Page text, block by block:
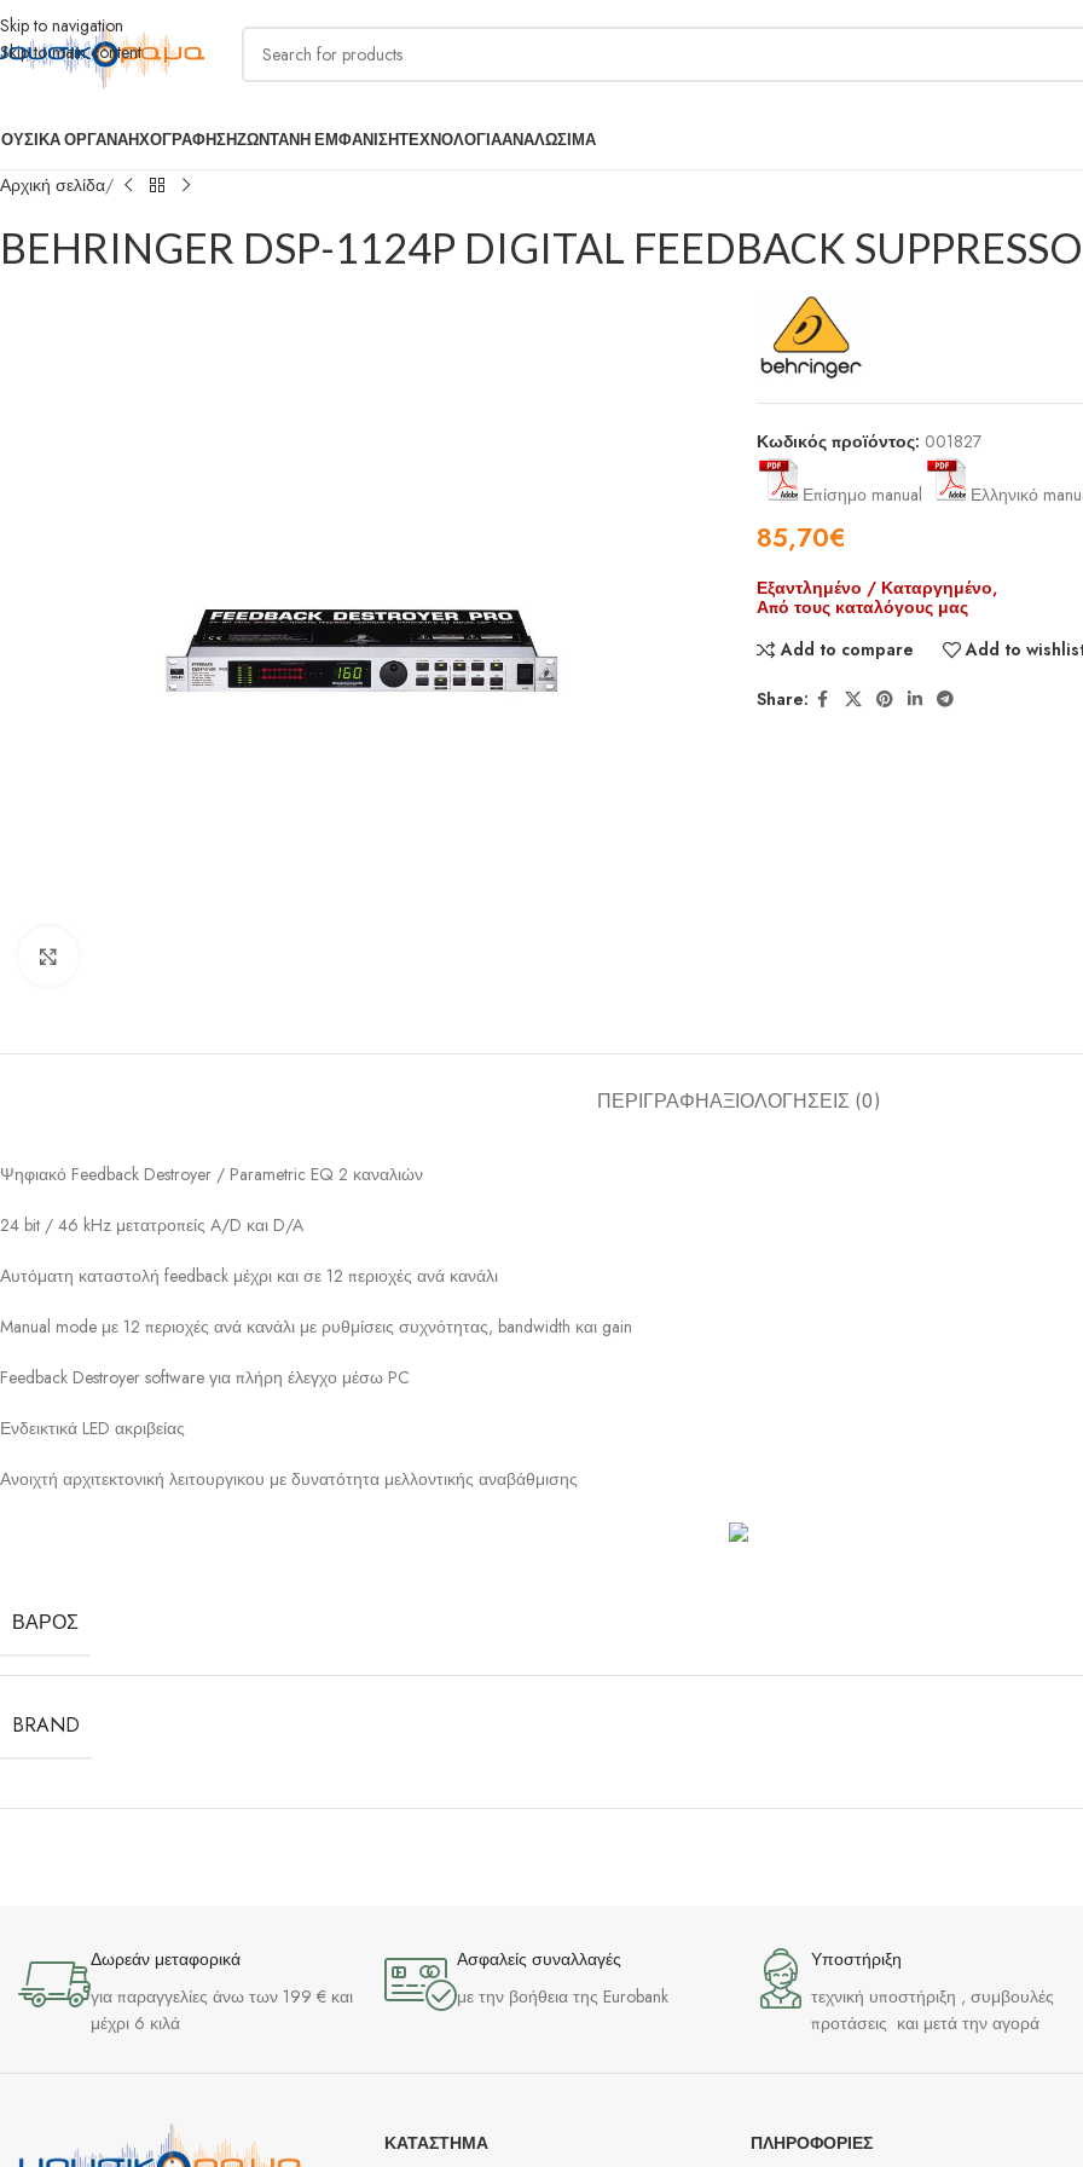
Skip to navigation
Skip to main content
ΟΡΓΑΝΑΗΧΟΓΡΑΦΗΣΗΖΩΝΤΑΝΗ ΕΜΦΑΝΙΣΗΤΕΧΝΟΛΟΓΙΑΑΝΑΛΩΣΙΜΑ
Αρχική σελίδα
BEHRINGER DSP-1124P DIGITAL FEEDBACK
Κωδικός προϊόντος: 001827
Επίσημο manual Ελληνικό
85,70€
Εξαντλημένο / Καταργημένο,
Από τους καταλόγους μας
Add to compare
Add to
Share:
ΠΕΡΙΓΡΑΦΉΑΞΙΟΛΟΓΉΣΕΙΣ (0)
Ψηφιακό Feedback Destroyer / Parametric EQ 2 καναλιών
24 bit / 46 kHz μετατροπείς A/D και D/A
Αυτόματη καταστολή feedback μέχρι και σε 12 περιοχές ανά κανάλι
Manual mode με 12 περιοχές ανά κανάλι με ρυθμίσεις συχνότητας, bandwidth και gain
Feedback Destroyer software για πλήρη έλεγχο μέσω PC
Ενδεικτικά LED ακριβείας
Ανοιχτή αρχιτεκτονική λειτουργικου με δυνατότητα μελλοντικής αναβάθμισης
ΒΆΡΟΣ
BRAND
Δωρεάν μεταφορικά
για παραγγελίες άνω των 199 € και
μέχρι 6 κιλά
Ασφαλείς συναλλαγές
με την βοήθεια της Eurobank
Υποστήριξη
τεχνική υποστήριξη , συμβουλές
προτάσεις και μετά την αγορά
ΚΑΤΆΣΤΗΜΑ ΠΛΗΡΟΦΟΡΊΕΣ